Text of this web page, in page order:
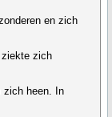
en zich
ziekte zich
zich heen. In